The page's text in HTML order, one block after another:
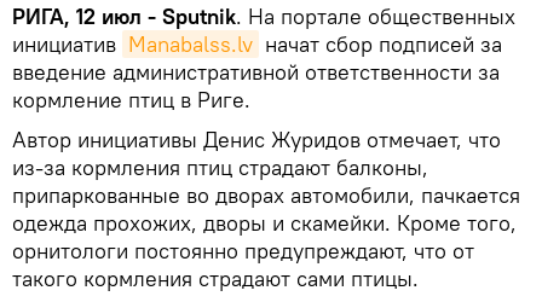
РИГА, 12 июл - Sputnik. На портале общественных
инициатив Manabalss.lv начат сбор подписей за
введение административной ответственности за
кормление птиц в Риге.
Автор инициативы Денис Журидов отмечает, что
из-за кормления птиц страдают балконы,
припаркованные во дворах автомобили, пачкается
одежда прохожих, дворы и скамейки. Кроме того,
орнитологи постоянно предупреждают, что от
такого кормления страдают сами птицы.